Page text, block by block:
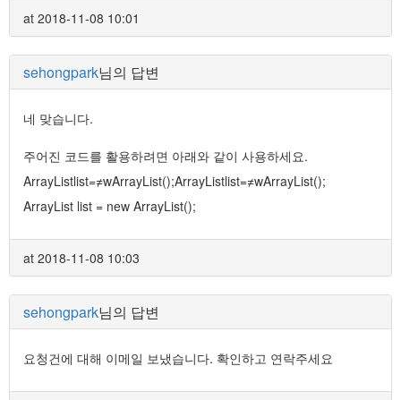
at 2018-11-08 10:01
sehongpark님의 답변
네 맞습니다.
주어진 코드를 활용하려면 아래와 같이 사용하세요.
ArrayListlist=≠wArrayList();ArrayListlist=≠wArrayList();
ArrayList list = new ArrayList();
at 2018-11-08 10:03
sehongpark님의 답변
요청건에 대해 이메일 보냈습니다. 확인하고 연락주세요